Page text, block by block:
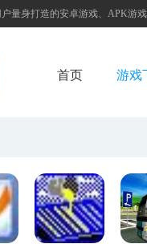
量身打造的安卓游戏、APK游
首页 游戏